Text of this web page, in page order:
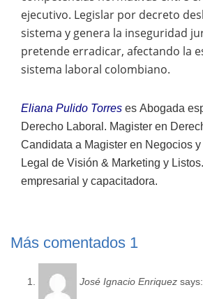
ejecutivo. Legislar por decreto
sistema y genera la inseguridad
pretende erradicar, afectando la
sistema laboral colombiano.
Eliana Pulido Torres es Abogada
Derecho Laboral. Magister en
Candidata a Magister en Negocios
Legal de Visión & Marketing y
empresarial y capacitadora.
Más comentados 1
José Ignacio Enriquez says: